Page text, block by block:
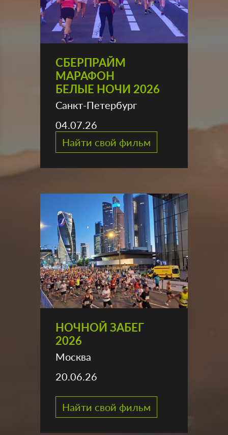
СБЕРПРАЙМ
МАРАФОН
БЕЛЫЕ НОЧИ 2026
Санкт-Петербург
04.07.26
Найти свой фильм
НОЧНОЙ ЗАБЕГ
2026
Москва
20.06.26
Найти свой фильм